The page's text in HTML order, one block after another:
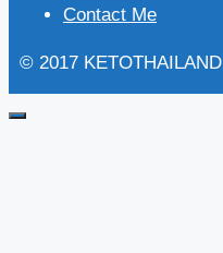
Contact Me
© 2017 KETOTHAILAND
Close